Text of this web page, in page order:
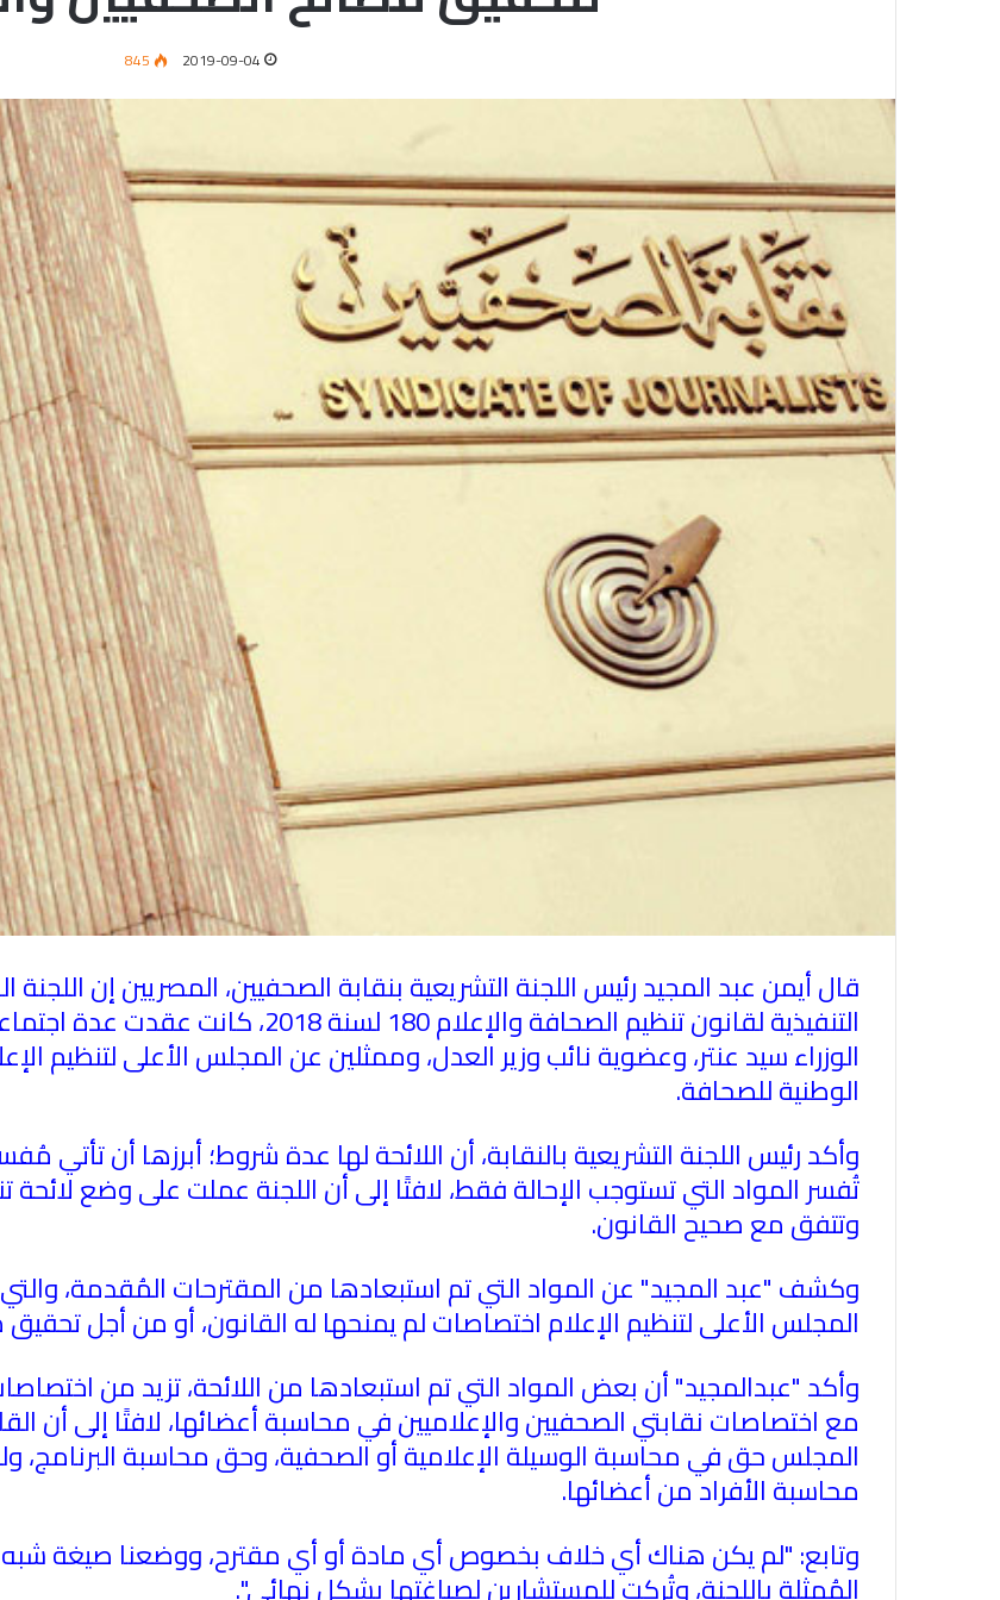
2019-09-04
845
قالأيمن عبد المجيدرئيس اللجنة التشريعية بنقابة الصحفيين، المصريين إن
التنفيذية لقانون تنظيم الصحافة والإعلام 180 لسنة 2018، كانت عقدت عدة اجتماعات متتالية برئاسة مستشار
الوزراءسيد عنتر، وعضوية نائب وزير العدل، وممثلين عن المجلس الأعلى لتنظيم
الوطنية للصحافة.
وأكد رئيس اللجنة التشريعية بالنقابة، أن اللائحة لها عدة شروط؛ أبرزها أن تأتي
تُفسر المواد التي تستوجب الإحالة فقط، لافتًا إلى أن اللجنة عملت على وضع
وتتفق مع صحيح القانون.
وكشف "عبد المجيد" عن المواد التي تم استبعادها من المقترحات المُقدمة، والتي
المجلس الأعلى لتنظيم الإعلام اختصاصات لم يمنحها له القانون، أو من أجل
وأكد "عبدالمجيد" أن بعض المواد التي تم استبعادها من اللائحة، تزيد من
مع اختصاصات نقابتي الصحفيين والإعلاميين في محاسبة أعضائها، لافتًا إلى
المجلس حق في محاسبة الوسيلة الإعلامية أو الصحفية، وحق محاسبة البرنامج،
محاسبة الأفراد من أعضائها.
وتابع: "لم يكن هناك أي خلاف بخصوص أي مادة أو أي مقترح، ووضعنا صيغة شبه
المُمثلة باللجنة، وتُركت للمستشارين لصياغتها بشكل نهائي".